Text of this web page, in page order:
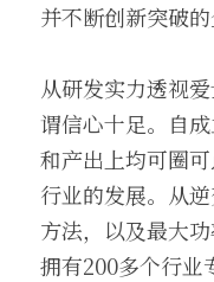
并不断创新突破的
从研发实力透视
谓信心十足。自
和产出上均可圈
行业的发展。从
方法，以及最大
拥有200多个行业